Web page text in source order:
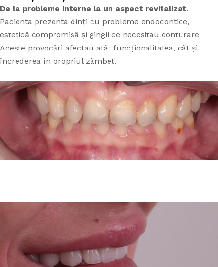
PROTETICĂ DENTARĂ
STOMATOLOGIE GENERALĂ
APARATE DENTARE
APARAT DENTAR TIMIȘOARA
CAZURI
CONTACT
De la probleme interne la un aspect revitalizat.
Pacienta prezenta dinți cu probleme endodontice,
estetică compromisă și gingii ce necesitau conturare.
Aceste provocări afectau atât funcționalitatea, cât și
încrederea în propriul zâmbet.